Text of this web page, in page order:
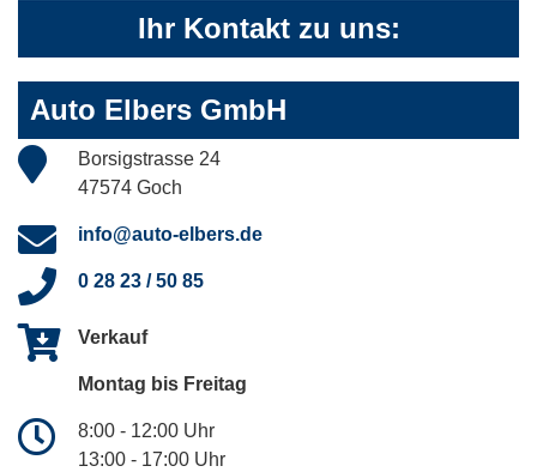
Ihr Kontakt zu uns:
Auto Elbers GmbH
Borsigstrasse 24
47574 Goch
info@auto-elbers.de
0 28 23 / 50 85
Verkauf
Montag bis Freitag
8:00 - 12:00 Uhr
13:00 - 17:00 Uhr